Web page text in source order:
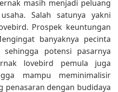
masih menjadi peluang
Salah satunya yakni
Prospek keuntungan
banyaknya pecinta
potensi pasarnya
lovebird pemula juga
mampu meminimalisir
penasaran dengan budidaya